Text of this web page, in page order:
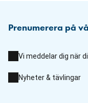
Prenumerera på
Vi meddelar dig när
Nyheter & tävlingar